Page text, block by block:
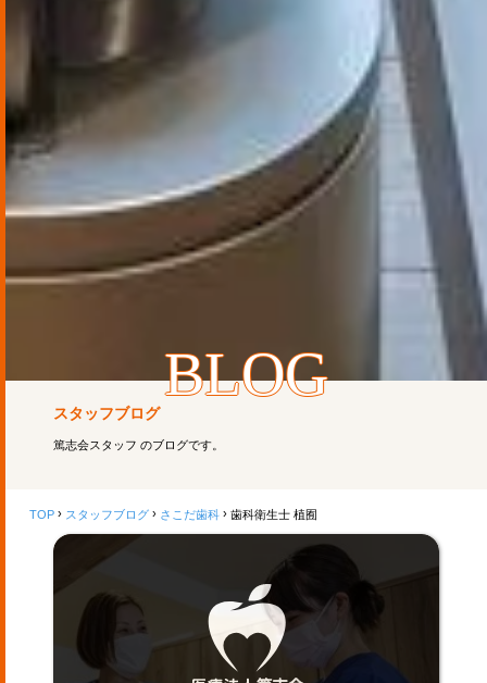
BLOG
スタッフブログ
篤志会スタッフ のブログです。
TOP スタッフブログ さこだ歯科 歯科衛生士 植囿